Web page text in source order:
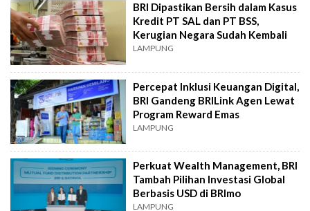
BRI Dipastikan Bersih dalam Kasus
Kredit PT SAL dan PT BSS,
Kerugian Negara Sudah Kembali
LAMPUNG
Percepat Inklusi Keuangan Digital,
BRI Gandeng BRILink Agen Lewat
Program Reward Emas
LAMPUNG
Perkuat Wealth Management, BRI
Tambah Pilihan Investasi Global
Berbasis USD di BRImo
LAMPUNG